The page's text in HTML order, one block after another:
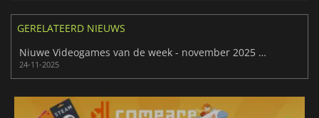
GERELATEERD NIEUWS
Niuwe Videogames van de week - november 2025 (week 48)
24-11-2025